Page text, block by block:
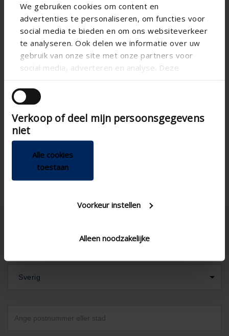
We gebruiken cookies om content en
advertenties te personaliseren, om functies voor
social media te bieden en om ons websiteverkeer
te analyseren. Ook delen we informatie over uw
gebruik van onze site met onze partners voor
social media, adverteren en analyse. Deze
andere informatie die u aan ze heeft verstrekt of
die ze hebben verzameld op basis van uw gebruik
van hun services.
Verkoop of deel mijn persoonsgegevens
niet
Alle cookies
toestaan
Voorkeur instellen
Alleen noodzakelijke
Technical specifications
Colors
RAL
Ventilation components
Supply ventilation
Control
Acoustic window
ventilation
Extra ventilation properties
Ventilation material
Sverig